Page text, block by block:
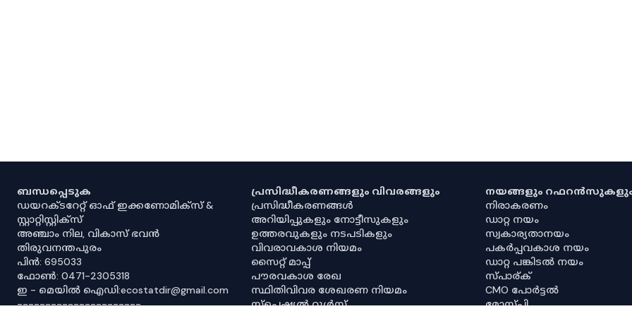
ബന്ധപ്പെടുക
ഡയറക്ടറേറ്റ് ഓഫ് ഇക്കണോമിക്സ് &
സ്റ്റാറ്റിസ്റ്റിക്സ്
അഞ്ചാം നില, വികാസ് ഭവൻ
തിരുവനന്തപുരം
പിൻ: 695033
ഫോൺ: 0471-2305318
ഇ - മെയിൽ ഐഡി:ecostatdir@gmail.com
----------------------
പ്രസിദ്ധീകരണങ്ങളും വിവരങ്ങളും
പ്രസിദ്ധീകരണങ്ങൾ
അറിയിപ്പുകളും നോട്ടീസുകളും
ഉത്തരവുകളും നടപടികളും
വിവരാവകാശ നിയമം
സൈറ്റ് മാപ്പ്
പൗരവകാശ രേഖ
സ്ഥിതിവിവര ശേഖരണ നിയമം
സ്‌പെഷ്യൽ റൂൾസ്
നയങ്ങളും
നിരാകരണം
ഡാറ്റ നയം
സ്വകാര്യതാനയം
പകർപ്പവകാശ നയം
ഡാറ്റ പങ്കിടൽ നയം
സ്പാര്ക്
CMO പോർട്ടൽ
മോസ്പി